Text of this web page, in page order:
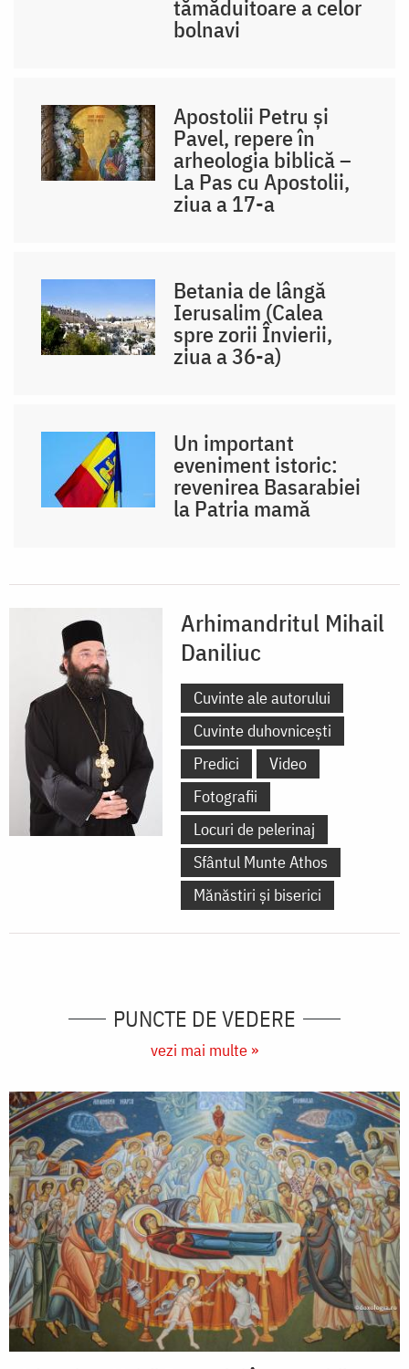
tămăduitoare a celor
bolnavi
Apostolii Petru și
Pavel, repere în
arheologia biblică –
La Pas cu Apostolii,
ziua a 17-a
Betania de lângă
Ierusalim (Calea
spre zorii Învierii,
ziua a 36-a)
Un important
eveniment istoric:
revenirea Basarabiei
la Patria mamă
Arhimandritul Mihail
Daniliuc
Cuvinte ale autorului
Cuvinte duhovnicești
Predici
Video
Fotografii
Locuri de pelerinaj
Sfântul Munte Athos
Mănăstiri și biserici
PUNCTE DE VEDERE
vezi mai multe »